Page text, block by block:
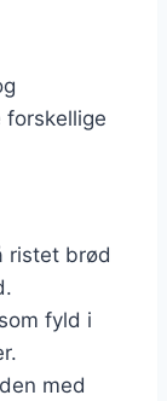
forskellige
ristet brød
fyld i
med